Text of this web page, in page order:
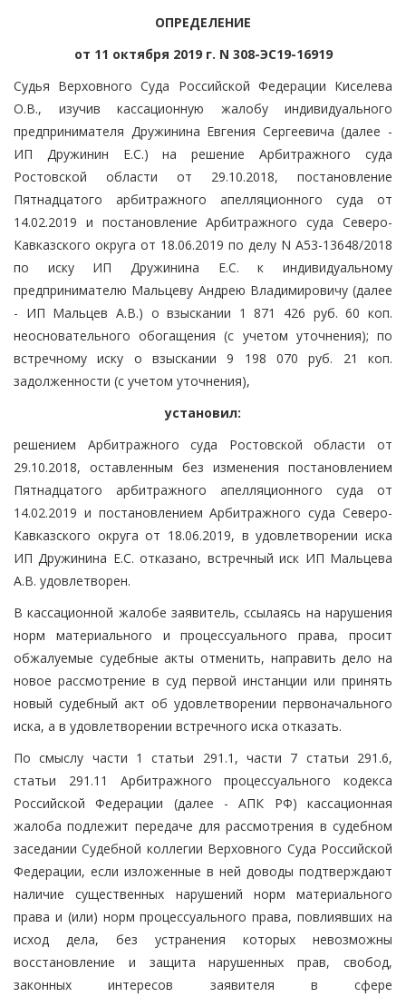
ОПРЕДЕЛЕНИЕ
от 11 октября 2019 г. N 308-ЭС19-16919
Судья Верховного Суда Российской Федерации Киселева
О.В., изучив кассационную жалобу индивидуального
предпринимателя Дружинина Евгения Сергеевича (далее -
ИП Дружинин Е.С.) на решение Арбитражного суда
Ростовской области от 29.10.2018, постановление
Пятнадцатого арбитражного апелляционного суда от
14.02.2019 и постановление Арбитражного суда Северо-
Кавказского округа от 18.06.2019 по делу N А53-13648/2018
по иску ИП Дружинина Е.С. к индивидуальному
предпринимателю Мальцеву Андрею Владимировичу (далее
- ИП Мальцев А.В.) о взыскании 1 871 426 руб. 60 коп.
неосновательного обогащения (с учетом уточнения); по
встречному иску о взыскании 9 198 070 руб. 21 коп.
задолженности (с учетом уточнения),
установил:
решением Арбитражного суда Ростовской области от
29.10.2018, оставленным без изменения постановлением
Пятнадцатого арбитражного апелляционного суда от
14.02.2019 и постановлением Арбитражного суда Северо-
Кавказского округа от 18.06.2019, в удовлетворении иска
ИП Дружинина Е.С. отказано, встречный иск ИП Мальцева
А.В. удовлетворен.
В кассационной жалобе заявитель, ссылаясь на нарушения
норм материального и процессуального права, просит
обжалуемые судебные акты отменить, направить дело на
новое рассмотрение в суд первой инстанции или принять
новый судебный акт об удовлетворении первоначального
иска, а в удовлетворении встречного иска отказать.
По смыслу части 1 статьи 291.1, части 7 статьи 291.6,
статьи 291.11 Арбитражного процессуального кодекса
Российской Федерации (далее - АПК РФ) кассационная
жалоба подлежит передаче для рассмотрения в судебном
заседании Судебной коллегии Верховного Суда Российской
Федерации, если изложенные в ней доводы подтверждают
наличие существенных нарушений норм материального
права и (или) норм процессуального права, повлиявших на
исход дела, без устранения которых невозможны
восстановление и защита нарушенных прав, свобод,
законных интересов заявителя в сфере